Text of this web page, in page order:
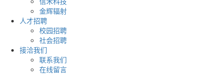
金辉辐射
人才招聘
校园招聘
社会招聘
接洽我们
联系我们
在线留言